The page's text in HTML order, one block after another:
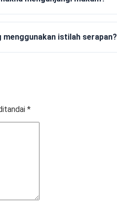
menggunakan istilah serapan?
*